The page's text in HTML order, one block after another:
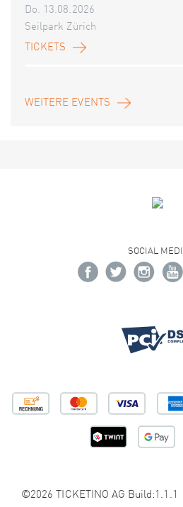
Do. 13.08.2026
Seilpark Zürich
TICKETS
WEITERE EVENTS
SOCIAL
©2026 TICKETINO AG Build:1.1.1